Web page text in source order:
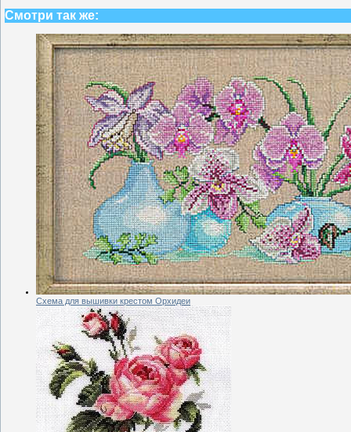
Смотри так же:
Схема для вышивки крестом Орхидеи